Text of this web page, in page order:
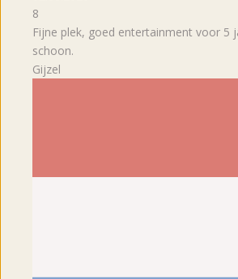
8
Fijne plek, goed entertainment voor 5
schoon.
Gijzel